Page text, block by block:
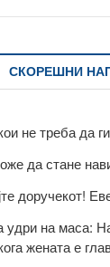
СКОРЕШНИ
не треба да
да стане
доручекот!
удри на маса:
жената е